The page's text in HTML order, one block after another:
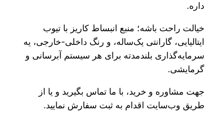
داره.
خیالت راحت باشه؛ منبع انبساط کاریز با تیوب
ایتالیایی، گارانتی یک‌ساله، و رنگ داخلی-خارجی، یه
سرمایه‌گذاری بلندمدته برای هر سیستم آبرسانی و
گرمایشی.
جهت مشاوره و خرید، با ما تماس بگیرید و یا از
طریق وب‌سایت اقدام به ثبت سفارش نمایید.